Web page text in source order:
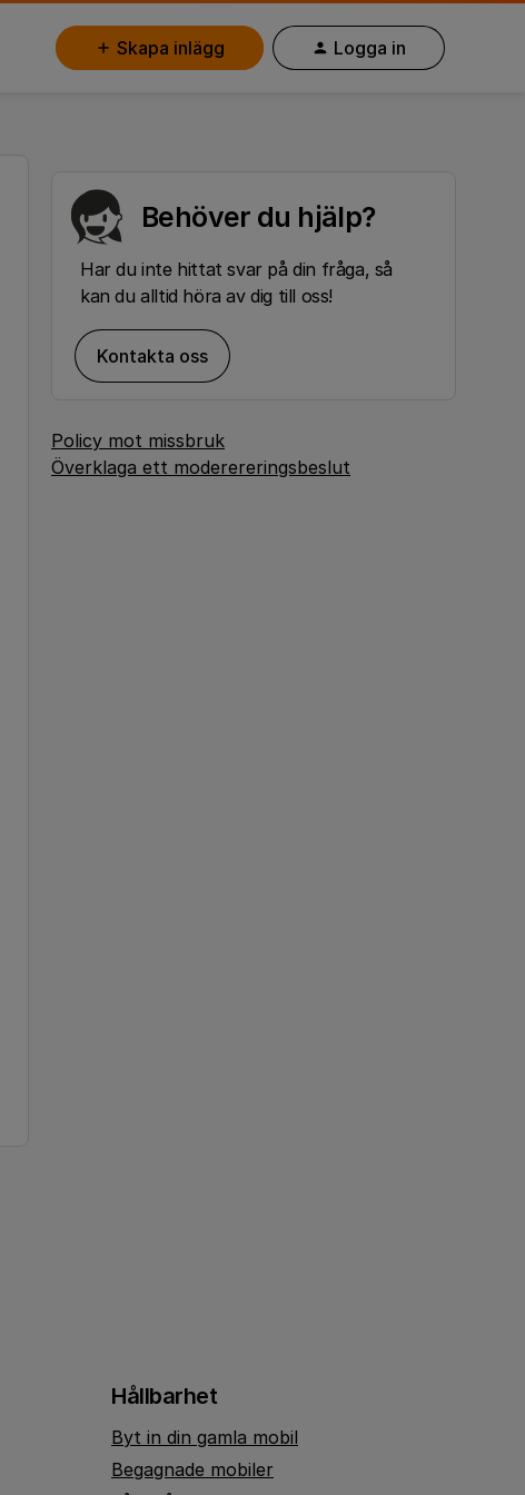
Skapa inlägg Logga in
Behöver du hjälp?
Har du inte hittat svar på din fråga, så
kan du alltid höra av dig till oss!
Kontakta oss
Policy mot missbruk
Överklaga ett moderereringsbeslut
Hållbarhet
Byt in din gamla mobil
Begagnade mobiler